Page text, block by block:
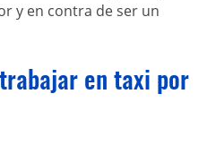
y en contra de ser un
trabajar en taxi por